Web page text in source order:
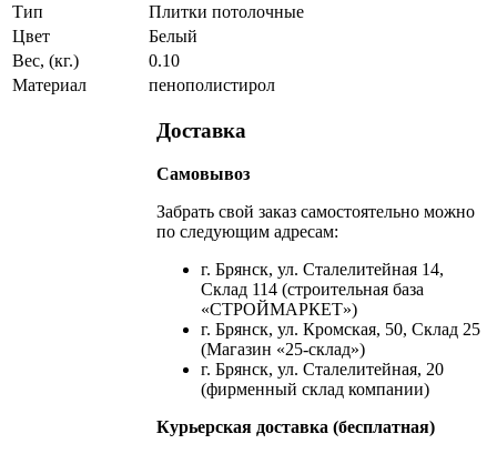
Тип
Плитки потолочные
Цвет
Белый
Вес, (кг.)
0.10
Материал
пенополистирол
Доставка
Самовывоз
Забрать свой заказ самостоятельно можно
по следующим адресам:
г. Брянск, ул. Сталелитейная 14,
Склад 114 (строительная база
«СТРОЙМАРКЕТ»)
г. Брянск, ул. Кромская, 50, Склад 25
(Магазин «25-склад»)
г. Брянск, ул. Сталелитейная, 20
(фирменный склад компании)
Курьерская доставка (бесплатная)